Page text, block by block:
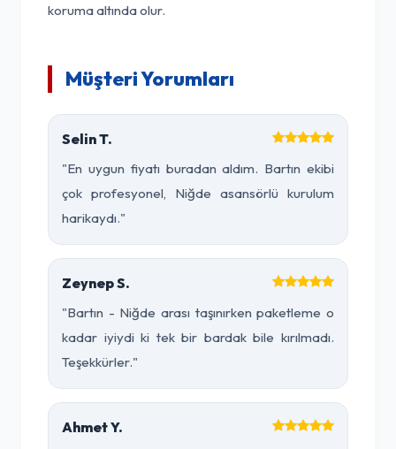
koruma altında olur.
Müşteri Yorumları
Selin T.
"En uygun fiyatı buradan aldım. Bartın ekibi
çok profesyonel, Niğde asansörlü kurulum
harikaydı."
Zeynep S.
"Bartın - Niğde arası taşınırken paketleme o
kadar iyiydi ki tek bir bardak bile kırılmadı.
Teşekkürler."
Ahmet Y.